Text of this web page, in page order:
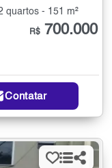
quartos - 151 m²
R$ 700.000
Contatar